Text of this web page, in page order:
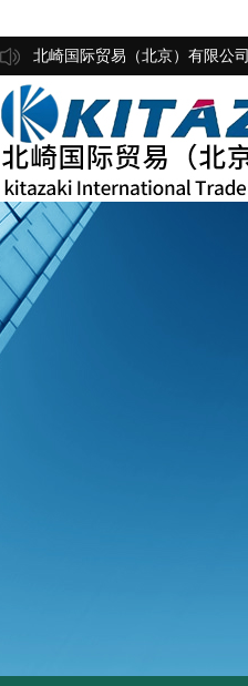
北崎国际贸易（北京）有限公司